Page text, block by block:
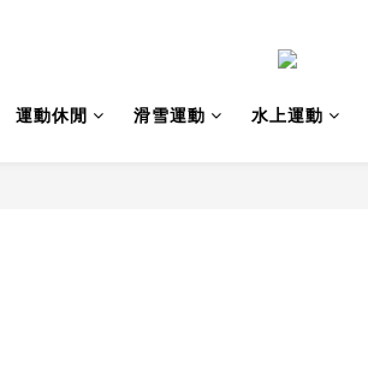
運動休閒 滑雪運動 水上運動